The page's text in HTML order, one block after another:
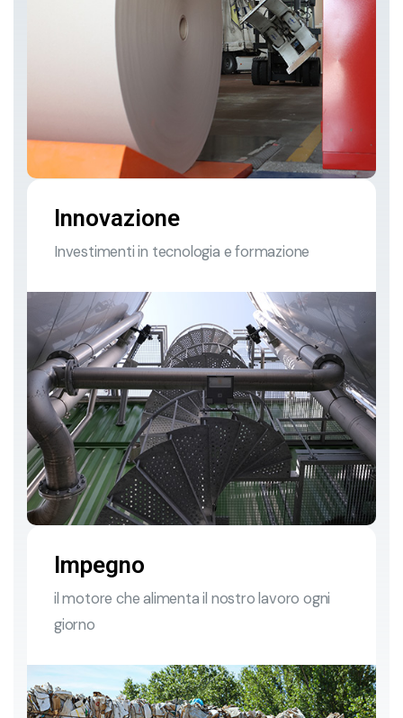
Innovazione
Investimenti in tecnologia e formazione
Impegno
il motore che alimenta il nostro lavoro ogni
giorno